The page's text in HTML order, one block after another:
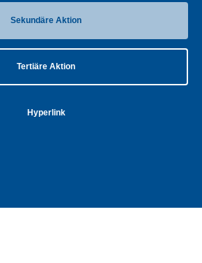
Sekundäre Aktion
Tertiäre Aktion
Hyperlink